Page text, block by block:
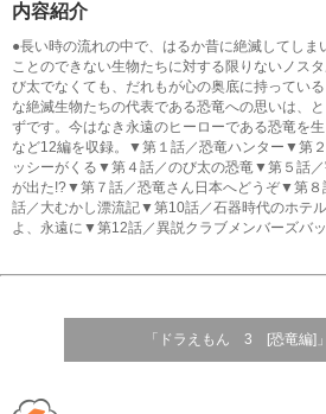
内容紹介
●長い時の流れの中で、はるか昔に絶滅してしま
ことのできない生物たちに対する限りないノス
び太でなくても、だれもが心の奥底に持ってい
な絶滅生物たちの代表である恐竜への思いは、
ずです。今はなき永遠のヒーローである恐竜を
など12編を収録。▼第１話／恐竜ハンター▼第
ッシーがくる▼第４話／のび太の恐竜▼第５話
が出た!?▼第７話／恐竜さん日本へどうぞ▼第
話／大むかし漂流記▼第10話／石器時代のホテ
よ、永遠に▼第12話／異説クラブメンバーズバ
「ドラえもん 3 [恐竜編]